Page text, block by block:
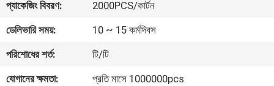
ভ্রমণ
মান
নিয়ন্ত্রণ
প্যাকেজিং বিবরণ:
2000PCS/কার্টন
ডেলিভারি সময়:
10 ~ 15 কর্মদিবস
পরিশোধের শর্ত:
টি/টি
যোগানের ক্ষমতা:
প্রতি মাসে 1000000pcs